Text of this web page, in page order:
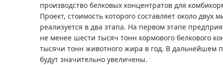
производство белковых концентратов для
Проект, стоимость которого составляет около двух
реализуется в два этапа. На первом этапе
не менее шести тысяч тонн кормового белкового
тысячи тонн животного жира в год. В дальнейшем
будут значительно увеличены.